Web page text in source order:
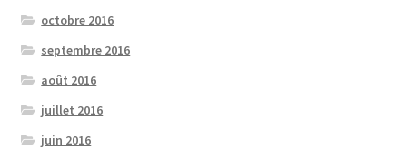
octobre 2016
septembre 2016
août 2016
juillet 2016
juin 2016